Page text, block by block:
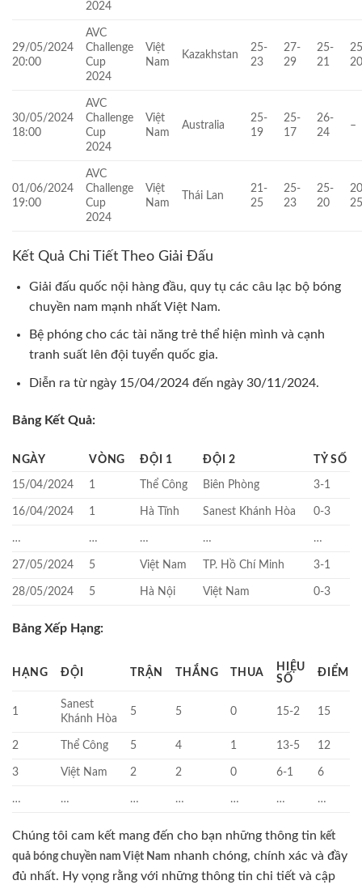
2024
29/05/2024
20:00
AVC
Challenge
Cup
2024
Việt
Nam
Kazakhstan
25-
23
27-
29
25-
21
30/05/2024
18:00
AVC
Challenge
Cup
2024
Việt
Nam
Australia
25-
19
25-
17
26-
24
–
01/06/2024
19:00
AVC
Challenge
Cup
2024
Việt
Nam
Thái Lan
21-
25
25-
23
25-
20
Kết Quả Chi Tiết Theo Giải Đấu
Giải đấu quốc nội hàng đầu, quy tụ các câu lạc bộ bóng
chuyền nam mạnh nhất Việt Nam.
Bệ phóng cho các tài năng trẻ thể hiện mình và cạnh
tranh suất lên đội tuyển quốc gia.
Diễn ra từ ngày 15/04/2024 đến ngày 30/11/2024.
Bảng Kết Quả:
NGÀY VÒNG ĐỘI 1 ĐỘI 2 TỶ SỐ
15/04/2024 1 Thể Công Biên Phòng 3-1
16/04/2024 1 Hà Tĩnh Sanest Khánh Hòa 0-3
… … … … …
27/05/2024 5 Việt Nam TP. Hồ Chí Minh 3-1
28/05/2024 5 Hà Nội Việt Nam 0-3
Bảng Xếp Hạng:
HẠNG ĐỘI TRẬN THẮNG THUA
HIỆU
SỐ
ĐIỂM
1
Sanest
Khánh Hòa
5 5 0 15-2 15
2 Thể Công 5 4 1 13-5 12
3 Việt Nam 2 2 0 6-1 6
… … … … … … …
Chúng tôi cam kết mang đến cho bạn những thông tin kết
quả bóng chuyền nam Việt Nam nhanh chóng, chính xác và đầy
đủ nhất. Hy vọng rằng với những thông tin chi tiết và cập